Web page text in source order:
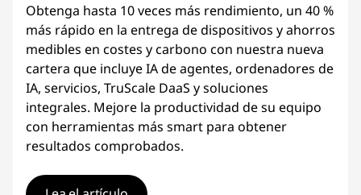
Obtenga hasta 10 veces más rendimiento, un 40 %
más rápido en la entrega de dispositivos y ahorros
medibles en costes y carbono con nuestra nueva
cartera que incluye IA de agentes, ordenadores de
IA, servicios, TruScale DaaS y soluciones
integrales. Mejore la productividad de su equipo
con herramientas más smart para obtener
resultados comprobados.